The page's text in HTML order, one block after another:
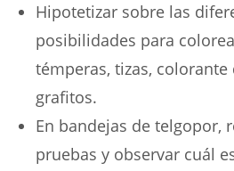
Hipotetizar sobre las
posibilidades para
témperas, tizas, colorante
grafitos.
En bandejas de telgopor,
pruebas y observar cuál